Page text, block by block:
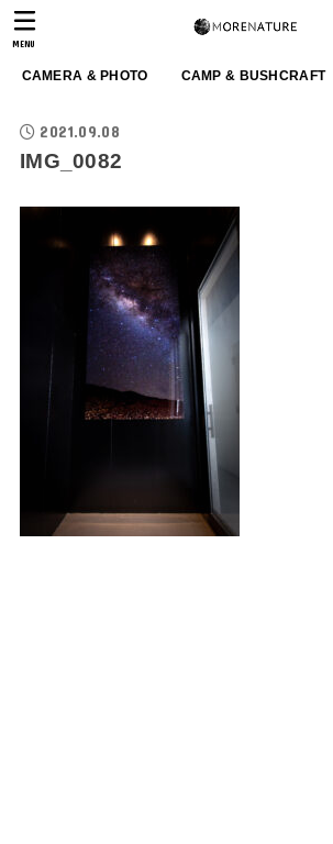
CAMERA & PHOTO CAMP & BUSHCRAFT
MENU
2021.09.08
IMG_0082